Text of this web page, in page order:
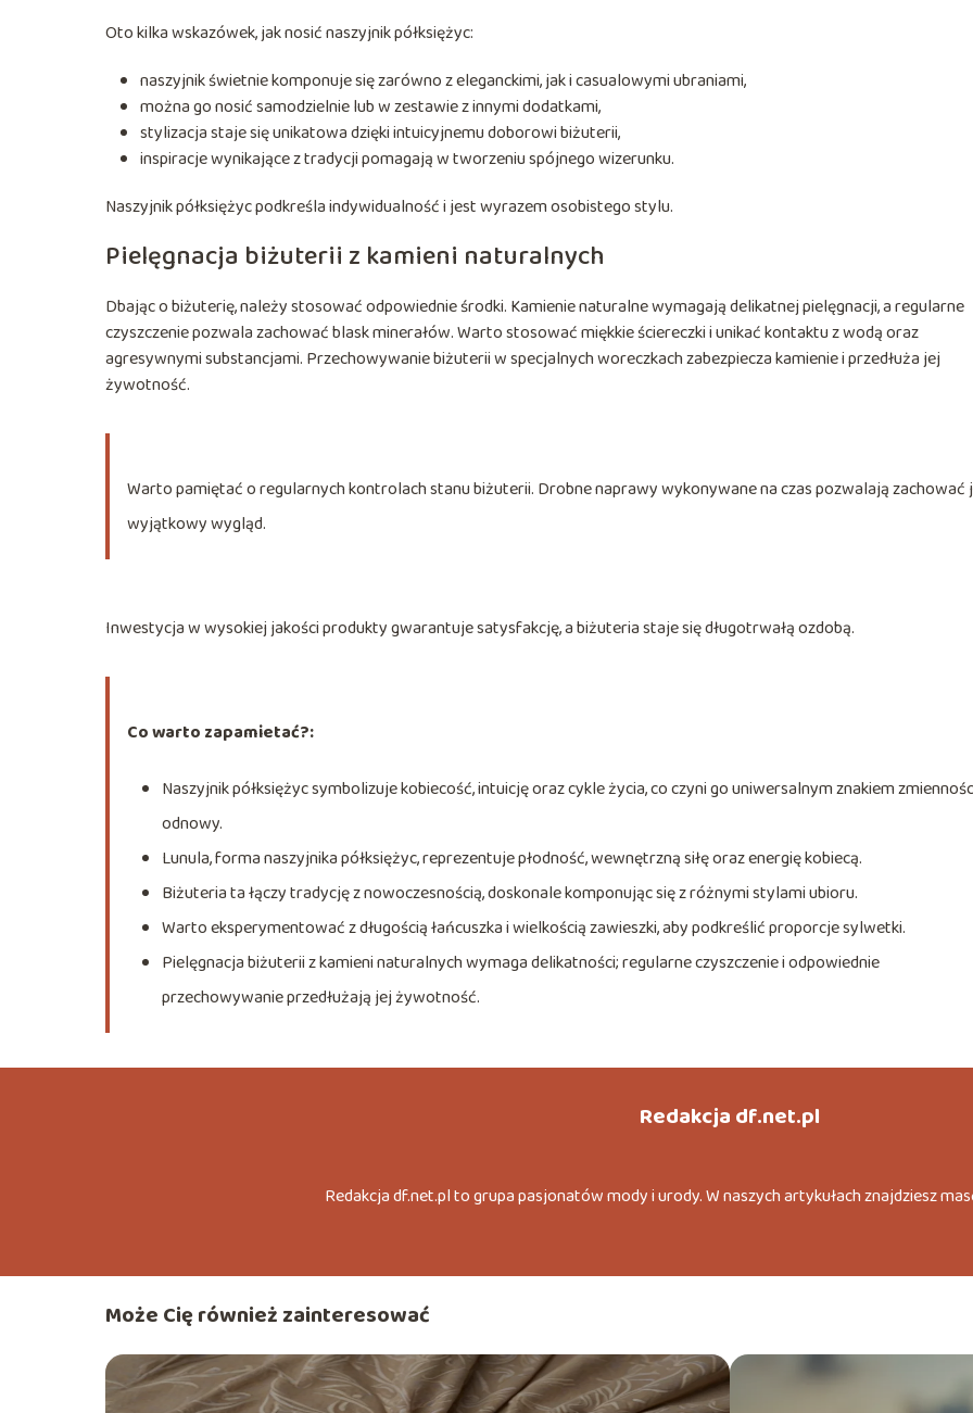
Oto kilka wskazówek, jak nosić naszyjnik półksiężyc:
naszyjnik świetnie komponuje się zarówno z eleganckimi, jak i casualowymi ubraniami,
można go nosić samodzielnie lub w zestawie z innymi dodatkami,
stylizacja staje się unikatowa dzięki intuicyjnemu doborowi biżuterii,
inspiracje wynikające z tradycji pomagają w tworzeniu spójnego wizerunku.
Naszyjnik półksiężyc podkreśla indywidualność i jest wyrazem osobistego stylu.
Pielęgnacja biżuterii z kamieni naturalnych
Dbając o biżuterię, należy stosować odpowiednie środki. Kamienie naturalne wymagają delikatnej pielęgnacji, a regularne
czyszczenie pozwala zachować blask minerałów. Warto stosować miękkie ściereczki i unikać kontaktu z wodą oraz
agresywnymi substancjami. Przechowywanie biżuterii w specjalnych woreczkach zabezpiecza kamienie i przedłuża jej
żywotność.
Warto pamiętać o regularnych kontrolach stanu biżuterii. Drobne naprawy wykonywane na czas pozwalają zachować
wyjątkowy wygląd.
Inwestycja w wysokiej jakości produkty gwarantuje satysfakcję, a biżuteria staje się długotrwałą ozdobą.
Co warto zapamietać?:
Naszyjnik półksiężyc symbolizuje kobiecość, intuicję oraz cykle życia, co czyni go uniwersalnym znakiem
odnowy.
Lunula, forma naszyjnika półksiężyc, reprezentuje płodność, wewnętrzną siłę oraz energię kobiecą.
Biżuteria ta łączy tradycję z nowoczesnością, doskonale komponując się z różnymi stylami ubioru.
Warto eksperymentować z długością łańcuszka i wielkością zawieszki, aby podkreślić proporcje sylwetki.
Pielęgnacja biżuterii z kamieni naturalnych wymaga delikatności; regularne czyszczenie i odpowiednie
przechowywanie przedłużają jej żywotność.
Redakcja df.net.pl
Redakcja df.net.pl to grupa pasjonatów mody i urody. W naszych artykułach znajdziesz
Może Cię również zainteresować